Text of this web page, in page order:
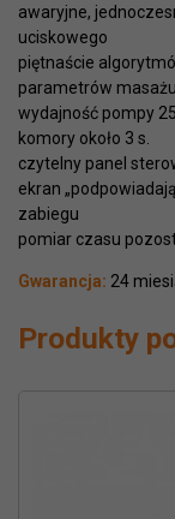
awaryjne,
uciskowego
piętnaście
parametrów masażu
wydajność pompy
komory około 3 s.
czytelny panel
ekran
zabiegu
pomiar czasu
Gwarancja: 24
Produkty